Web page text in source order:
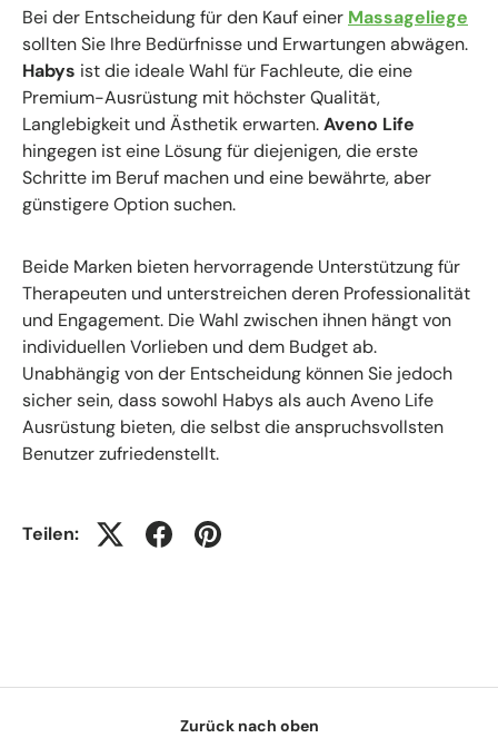
Bei der Entscheidung für den Kauf einer Massageliege
sollten Sie Ihre Bedürfnisse und Erwartungen abwägen.
Habys ist die ideale Wahl für Fachleute, die eine
Premium-Ausrüstung mit höchster Qualität,
Langlebigkeit und Ästhetik erwarten.Aveno Life
hingegen ist eine Lösung für diejenigen, die erste
Schritte im Beruf machen und eine bewährte, aber
günstigere Option suchen.
Beide Marken bieten hervorragende Unterstützung für
Therapeuten und unterstreichen deren Professionalität
und Engagement. Die Wahl zwischen ihnen hängt von
individuellen Vorlieben und dem Budget ab.
Unabhängig von der Entscheidung können Sie jedoch
sicher sein, dass sowohl Habys als auch Aveno Life
Ausrüstung bieten, die selbst die anspruchsvollsten
Benutzer zufriedenstellt.
Teilen:
Zurück nach oben